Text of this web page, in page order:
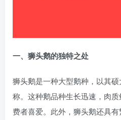
一、狮头鹅的独特之处
狮头鹅是一种大型鹅种，以其
称。这种鹅品种生长迅速，肉
费者喜爱。此外，狮头鹅还具